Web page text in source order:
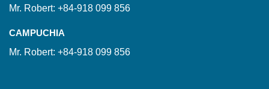
Mr. Robert: +84-918 099 856
CAMPUCHIA
Mr. Robert: +84-918 099 856